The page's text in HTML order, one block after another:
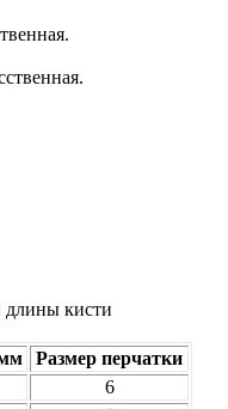
Размер перчатки
6